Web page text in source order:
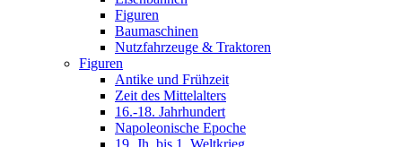
Figuren
Baumaschinen
Nutzfahrzeuge & Traktoren
Figuren
Antike und Frühzeit
Zeit des Mittelalters
16.-18. Jahrhundert
Napoleonische Epoche
19. Jh. bis 1. Weltkrieg